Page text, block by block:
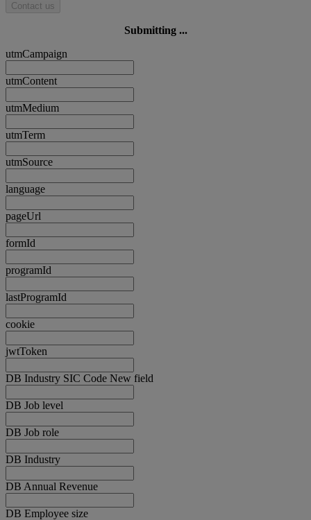
Contact us
Submitting ...
utmCampaign
utmContent
utmMedium
utmTerm
utmSource
language
pageUrl
formId
programId
lastProgramId
cookie
jwtToken
DB Industry SIC Code New field
DB Job level
DB Job role
DB Industry
DB Annual Revenue
DB Employee size